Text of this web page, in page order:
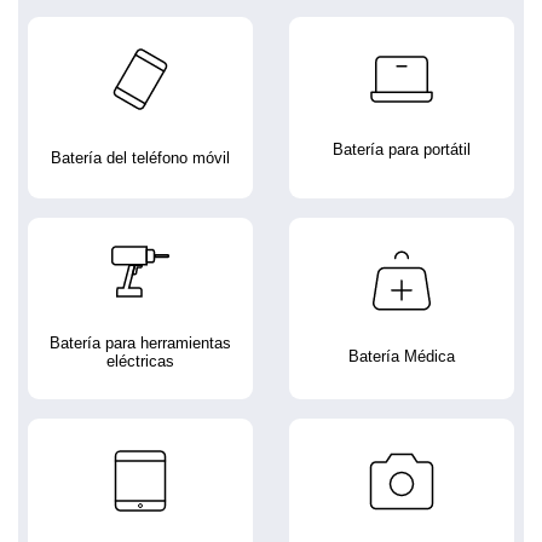
Batería del teléfono móvil Batería para portátil
Batería para herramientas
eléctricas
Batería Médica